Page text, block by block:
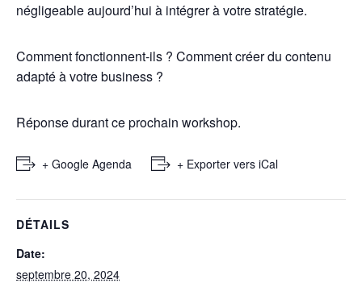
négligeable aujourd’hui à intégrer à votre stratégie.
Comment fonctionnent-ils ? Comment créer du contenu
adapté à votre business ?
Réponse durant ce prochain workshop.
+ Google Agenda + Exporter vers iCal
DÉTAILS
Date:
septembre 20, 2024